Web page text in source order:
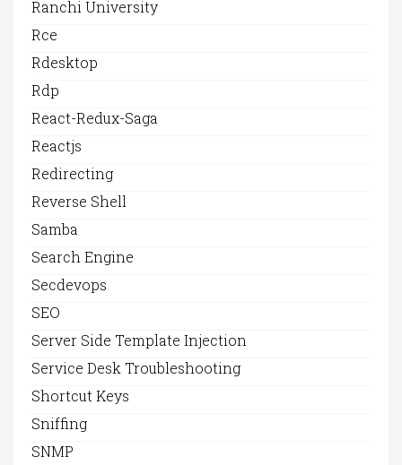
Ranchi University
Rce
Rdesktop
Rdp
React-Redux-Saga
Reactjs
Redirecting
Reverse Shell
Samba
Search Engine
Secdevops
SEO
Server Side Template Injection
Service Desk Troubleshooting
Shortcut Keys
Sniffing
SNMP